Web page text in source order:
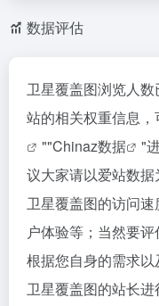
数据评估
卫星覆盖图浏览人
站的相关权重信息，
""Chinaz数据
"
议大家请以爱站数据
卫星覆盖图的访问
户体验等；当然要
根据您自身的需求
卫星覆盖图的站长进